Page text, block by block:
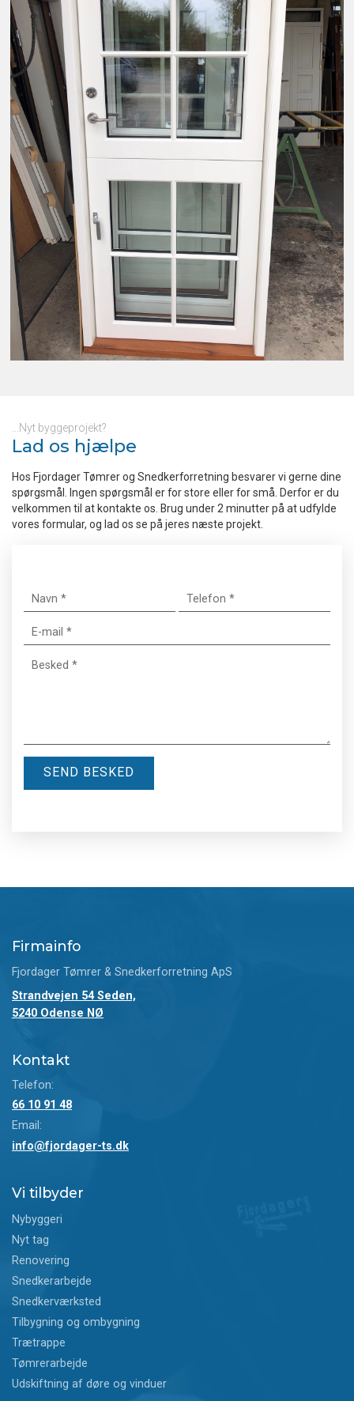
...Nyt byggeprojekt?​
Lad os hjælpe
Hos Fjordager Tømrer og Snedkerforretning besvarer vi gerne dine
spørgsmål. Ingen spørgsmål er for store eller for små. Derfor er du
velkommen til at kontakte os. Brug under 2 minutter på at udfylde
vores formular, og lad os se på jeres næste projekt.
Firmainfo
Fjordager Tømrer & Snedkerforretning ApS
Strandvejen 54 Seden,
5240 Odense NØ
Kontakt
Telefon:
66 10 91 48
Email:
info@fjordager-ts.dk
Vi tilbyder
Nybyggeri
Nyt tag
Renovering
Snedkerarbejde
Snedkerværksted
Tilbygning og ombygning
Trætrappe
Tømrerarbejde
Udskiftning af døre og vinduer